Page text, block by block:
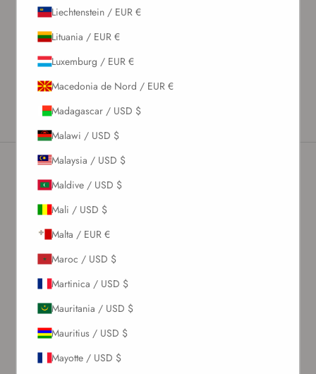
Material & Care Instructions
Size & Fit
Shipping & Returns
Estimated Delivery Time
Abonează-te la Newsletter-ul nostru pentru a primi oferte
exclusive.
Liechtenstein / EUR €
Lituania / EUR €
Luxemburg / EUR €
Macedonia de Nord / EUR €
Madagascar / USD $
Malawi / USD $
Malaysia / USD $
Maldive / USD $
Mali / USD $
Malta / EUR €
Maroc / USD $
Martinica / USD $
Mauritania / USD $
Mauritius / USD $
Mayotte / USD $